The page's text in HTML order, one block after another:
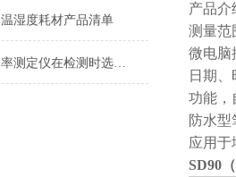
湿度耗材产品清单
便携式电导率测定仪在检测时选择自己较为合适的量程
产品介
测量范
微电脑
日期
功能，
防水型
应用
SD90